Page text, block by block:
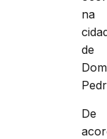
na
de
Dom
De